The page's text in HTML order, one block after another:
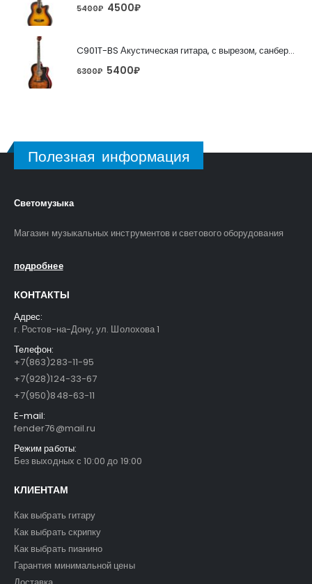
5400₽ 4500₽
C901T-BS Акустическая гитара, с вырезом, санберст, Caraya
6300₽ 5400₽
Полезная информация
Светомузыка
Магазин музыкальных инструментов и светового оборудования
подробнее
КОНТАКТЫ
Адрес:
г. Ростов-на-Дону, ул. Шолохова 1
Телефон:
+7(863)283-11-95
+7(928)124-33-67
+7(950)848-63-11
E-mail:
fender76@mail.ru
Режим работы:
Без выходных с 10:00 до 19:00
КЛИЕНТАМ
Как выбрать гитару
Как выбрать скрипку
Как выбрать пианино
Гарантия минимальной цены